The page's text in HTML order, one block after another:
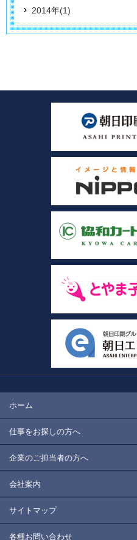
2014年(1)
ホーム
仕事をお探しの方へ
企業のご担当者の方へ
会社案内
サイトマップ
各種お問い合わせ